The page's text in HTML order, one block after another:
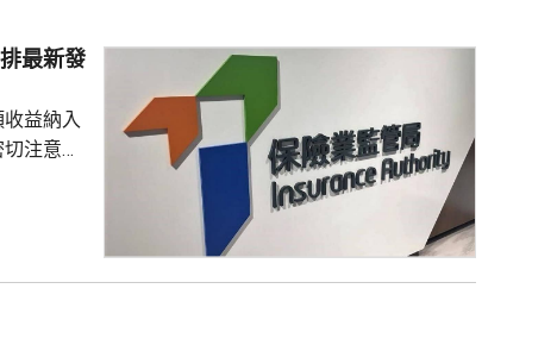
(0398...
最新發
益納入
注意內
求一直